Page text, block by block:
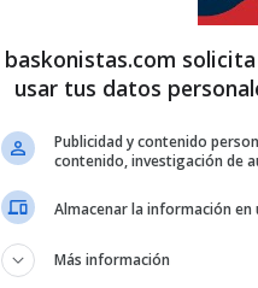
baskonistas.com
usar tus datos
Publicidad y contenido
contenido, investigación de
Almacenar la información
Más información